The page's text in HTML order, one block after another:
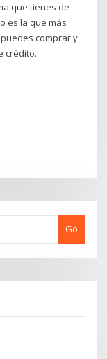
que tienes de
es la que más
comprar y
crédito.
Go